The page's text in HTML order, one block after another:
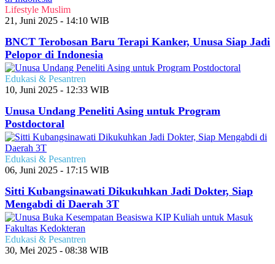
Lifestyle Muslim
21, Juni 2025 - 14:10 WIB
BNCT Terobosan Baru Terapi Kanker, Unusa Siap Jadi
Pelopor di Indonesia
Edukasi & Pesantren
10, Juni 2025 - 12:33 WIB
Unusa Undang Peneliti Asing untuk Program
Postdoctoral
Edukasi & Pesantren
06, Juni 2025 - 17:15 WIB
Sitti Kubangsinawati Dikukuhkan Jadi Dokter, Siap
Mengabdi di Daerah 3T
Edukasi & Pesantren
30, Mei 2025 - 08:38 WIB